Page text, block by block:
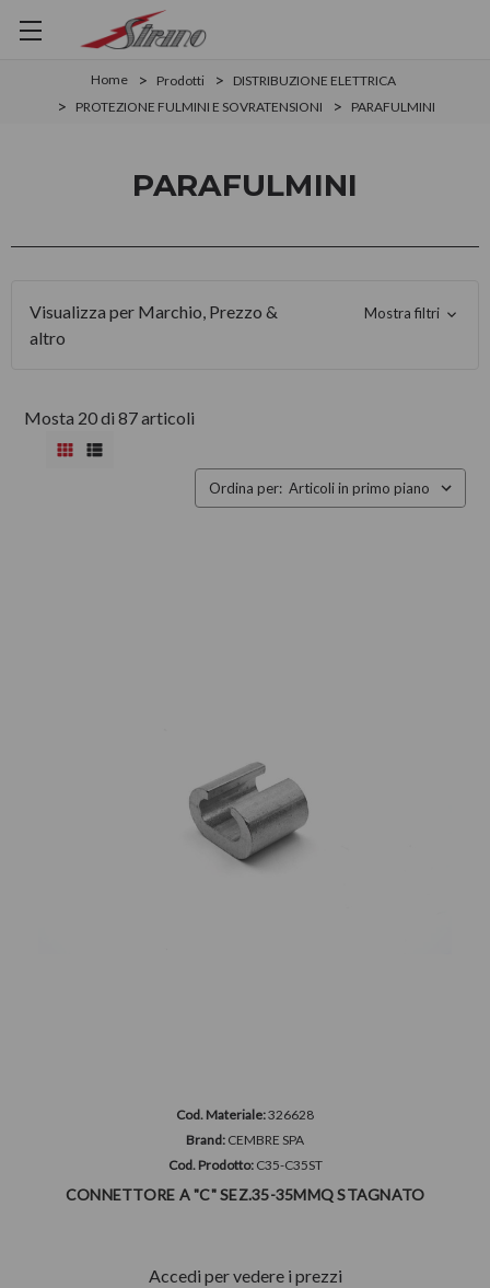
Home Prodotti
DISTRIBUZIONE ELETTRICA
PROTEZIONE FULMINI E SOVRATENSIONI
PARAFULMINI
PARAFULMINI
Visualizza per Marchio, Prezzo &
altro
Mostra filtri
Mosta 20 di 87 articoli
Ordina per:
Cod. Materiale:326628
Brand: CEMBRE SPA
Cod. Prodotto: C35-C35ST
CONNETTORE A "C" SEZ.35-35MMQ STAGNATO
Accedi per vedere i prezzi